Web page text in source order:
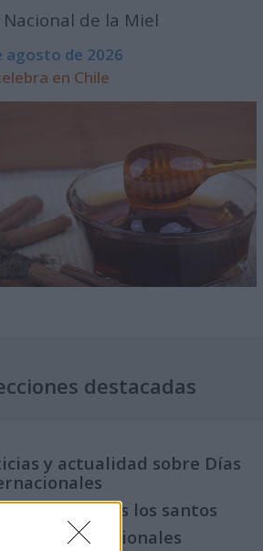
Nacional de la Miel
agosto de 2026
en Chile
destacadas
y actualidad sobre Días
Todos los santos
Internacionales